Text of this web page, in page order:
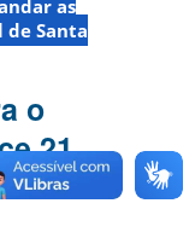
as
de Santa
o
21